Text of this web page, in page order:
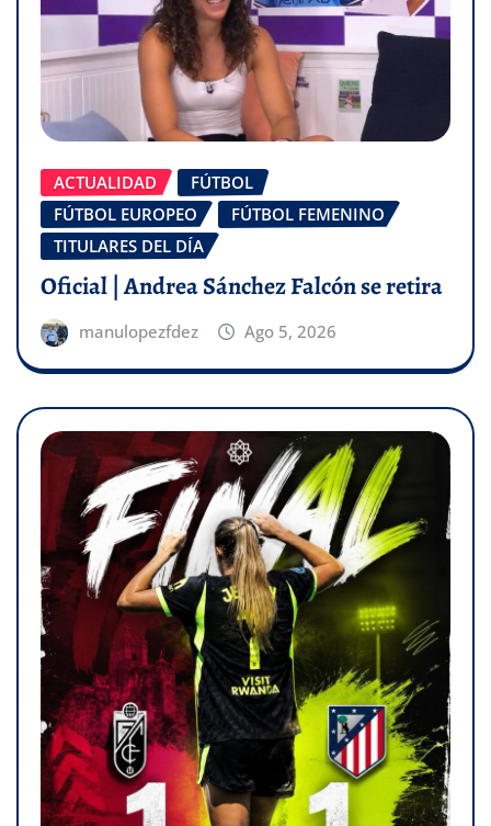
ACTUALIDAD
FÚTBOL
FÚTBOL EUROPEO
FÚTBOL FEMENINO
TITULARES DEL DÍA
Oficial | Andrea Sánchez Falcón se retira
manulopezfdez Ago 5, 2026